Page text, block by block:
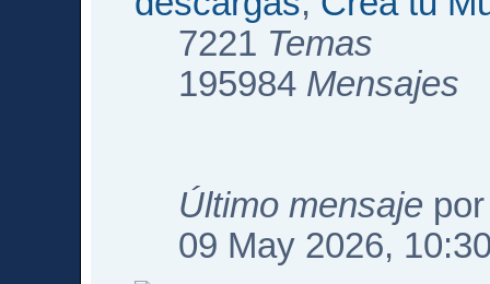
7221 Temas
195984 Mensajes
Último mensaje
09 May 2026,